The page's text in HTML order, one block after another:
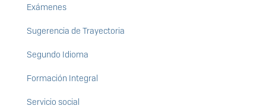
Exámenes
Sugerencia de Trayectoria
Segundo Idioma
Formación Integral
Servicio social